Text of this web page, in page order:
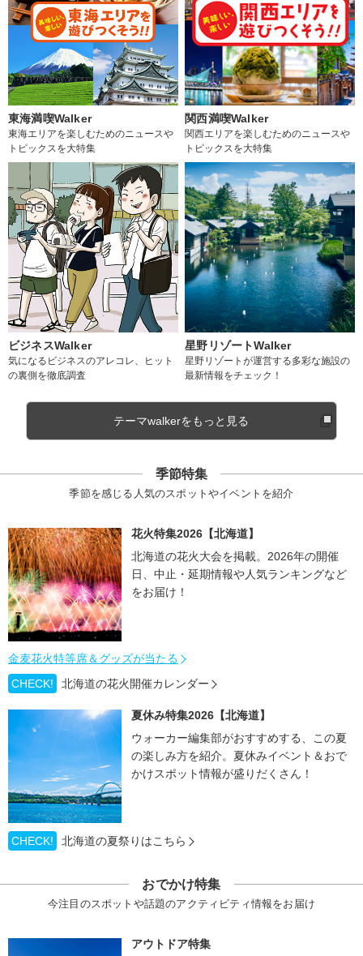
東海満喫Walker
東海エリアを楽しむためのニュースや
トピックスを大特集
関西満喫Walker
関西エリアを楽しむためのニュースや
トピックスを大特集
ビジネスWalker
気になるビジネスのアレコレ、ヒット
の裏側を徹底調査
星野リゾートWalker
星野リゾートが運営する多彩な施設の
最新情報をチェック！
テーマwalkerをもっと見る
季節特集
季節を感じる人気のスポットやイベントを紹介
花火特集2026【北海道】
北海道の花火大会を掲載。2026年の開催
日、中止・延期情報や人気ランキングなど
をお届け！
金麦花火特等席＆グッズが当たる
CHECK!
北海道の花火開催カレンダー
夏休み特集2026【北海道】
ウォーカー編集部がおすすめする、この夏
の楽しみ方を紹介。夏休みイベント＆おで
かけスポット情報が盛りだくさん！
CHECK! 北海道の夏祭りはこちら
おでかけ特集
今注目のスポットや話題のアクティビティ情報をお届け
アウトドア特集